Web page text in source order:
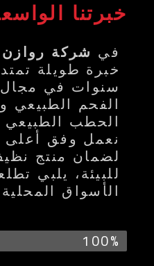
خبرتنا
في شركة روازن
سنوات في مجال
الفحم الطبيعي
الحطب الطبيعي
نعمل وفق أعلى
لضمان منتج
للبيئة، يلبي
الأسواق
عملاء سعداء
100%